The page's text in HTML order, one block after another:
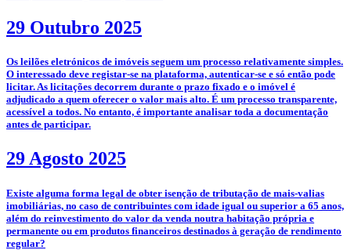
29 Outubro 2025
­­Os leilões eletrónicos de imóveis seguem um processo relativamente simples.
O interessado deve registar-se na plataforma, autenticar-se e só então pode
licitar. As licitações decorrem durante o prazo fixado e o imóvel é
adjudicado a quem oferecer o valor mais alto. É um processo transparente,
acessível a todos. No entanto, é importante analisar toda a documentação
antes de participar.
29 Agosto 2025
­Existe alguma forma legal de obter isenção de tributação de mais-valias
imobiliárias, no caso de contribuintes com idade igual ou superior a 65 anos,
além do reinvestimento do valor da venda noutra habitação própria e
permanente ou em produtos financeiros destinados à geração de rendimento
regular?